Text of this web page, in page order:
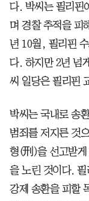
다. 박씨는 필리핀
며 경찰 추적을 피
년 10월, 필리핀
다. 하지만 2년 넘
씨 일당은 필리핀
박씨는 국내로 송
범죄를 저지른 것
형(刑)을 선고받게
을 노린 것이다. 필
강제 송환을 피할